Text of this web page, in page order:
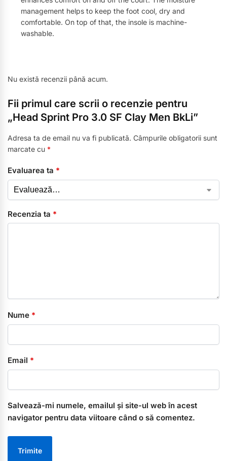
management helps to keep the foot cool, dry and
comfortable. On top of that, the insole is machine-
washable.
Nu există recenzii până acum.
Fii primul care scrii o recenzie pentru
„Head Sprint Pro 3.0 SF Clay Men BkLi”
Adresa ta de email nu va fi publicată. Câmpurile obligatorii sunt
marcate cu *
Evaluarea ta *
Recenzia ta *
Nume *
Email *
Salvează-mi numele, emailul și site-ul web în acest
navigator pentru data viitoare când o să comentez.